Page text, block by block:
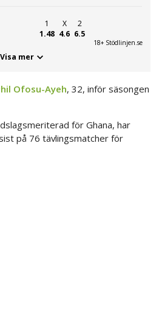
1
1.48
X
4.6
2
6.5
18+ Stödlinjen.se
Visa mer
Ofosu-Ayeh, 32, inför säsongen
för Ghana, har
på 76 tävlingsmatcher för